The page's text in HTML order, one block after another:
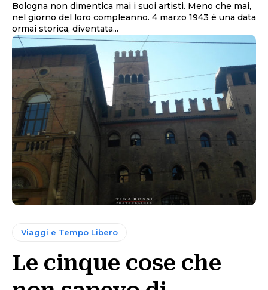
Bologna non dimentica mai i suoi artisti. Meno che mai,
nel giorno del loro compleanno. 4 marzo 1943 è una data
ormai storica, diventata...
Viaggi e Tempo Libero
Le cinque cose che